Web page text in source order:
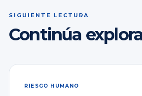
SIGUIENTE LECTURA
Continúa
RIESGO HUMANO